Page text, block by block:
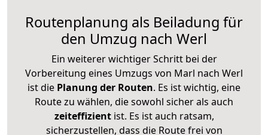
Routenplanung als Beiladung für
den Umzug nach Werl
Ein weiterer wichtiger Schritt bei der
Vorbereitung eines Umzugs von Marl nach Werl
ist die Planung der Routen. Es ist wichtig, eine
Route zu wählen, die sowohl sicher als auch
zeiteffizientist. Es ist auch ratsam,
sicherzustellen, dass die Route frei von